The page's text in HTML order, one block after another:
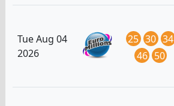
Tue Aug 04
2026
25 30 34
46 50